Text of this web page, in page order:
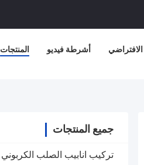
المنتجات أشرطة فيديو
جميع المنتجات
تركيب انابيب الصلب الكربوني